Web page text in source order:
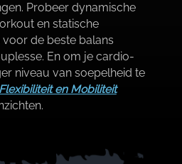
Probeer dynamische
en statische
de beste balans
En om je cardio-
niveau van soepelheid te
Flexibiliteit en Mobiliteit